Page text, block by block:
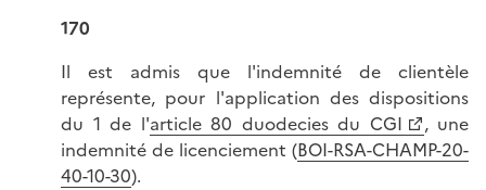
170
Il est admis que l'indemnité de clientèle
représente, pour l'application des dispositions
du 1 de l'article 80 duodecies du CGI
, une
indemnité de licenciement (BOI-RSA-CHAMP-20-
40-10-30).